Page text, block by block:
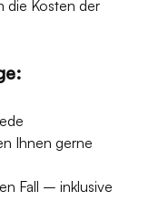
die Kosten der
Ihnen gerne
Fall – inklusive